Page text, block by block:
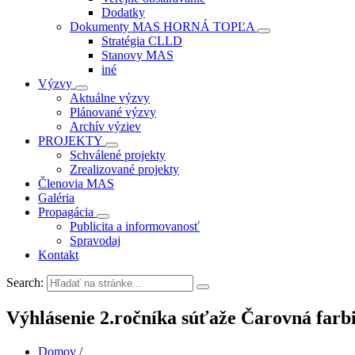
Dodatky
Dokumenty MAS HORNÁ TOPĽA
Stratégia CLLD
Stanovy MAS
iné
Výzvy
Aktuálne výzvy
Plánované výzvy
Archív výziev
PROJEKTY
Schválené projekty
Zrealizované projekty
Členovia MAS
Galéria
Propagácia
Publicita a informovanosť
Spravodaj
Kontakt
Search:
Výhlásenie 2.ročníka súťaže Čarovná
Domov /